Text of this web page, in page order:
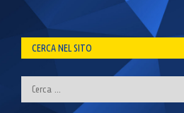
CERCA NEL SITO